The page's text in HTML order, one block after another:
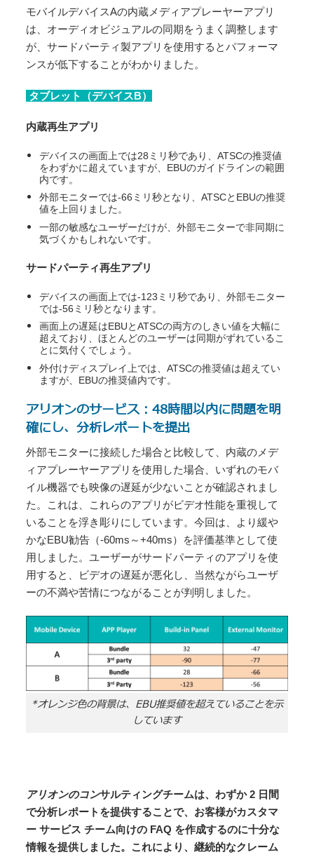
モバイルデバイスAの内蔵メディアプレーヤーアプリ
は、オーディオビジュアルの同期をうまく調整します
が、サードパーティ製アプリを使用するとパフォーマ
ンスが低下することがわかりました。
タブレット（デバイスB）
内蔵再生アプリ
デバイスの画面上では28ミリ秒であり、ATSCの推奨値
をわずかに超えていますが、EBUのガイドラインの範囲
内です。
外部モニターでは-66ミリ秒となり、ATSCとEBUの推奨
値を上回りました。
一部の敏感なユーザーだけが、外部モニターで非同期に
気づくかもしれないです。
サードパーティ再生アプリ
デバイスの画面上では-123ミリ秒であり、外部モニター
では-56ミリ秒となります。
画面上の遅延はEBUとATSCの両方のしきい値を大幅に
超えており、ほとんどのユーザーは同期がずれているこ
とに気付くでしょう。
外付けディスプレイ上では、ATSCの推奨値は超えてい
ますが、EBUの推奨値内です。
アリオンのサービス：48時間以内に問題を明
確にし、分析レポートを提出
外部モニターに接続した場合と比較して、内蔵のメデ
ィアプレーヤーアプリを使用した場合、いずれのモバ
イル機器でも映像の遅延が少ないことが確認されまし
た。これは、これらのアプリがビデオ性能を重視して
いることを浮き彫りにしています。今回は、より緩や
かなEBU勧告（-60ms～+40ms）を評価基準として使
用しました。ユーザーがサードパーティのアプリを使
用すると、ビデオの遅延が悪化し、当然ながらユーザ
ーの不満や苦情につながることが判明しました。
*オレンジ色の背景は、EBU推奨値を超えていることを示
しています
アリオンのコンサルティングチームは、わずか 2 日間
で分析レポートを提供することで、お客様がカスタマ
ー サービス チーム向けの FAQ を作成するのに十分な
情報を提供しました。これにより、継続的なクレーム